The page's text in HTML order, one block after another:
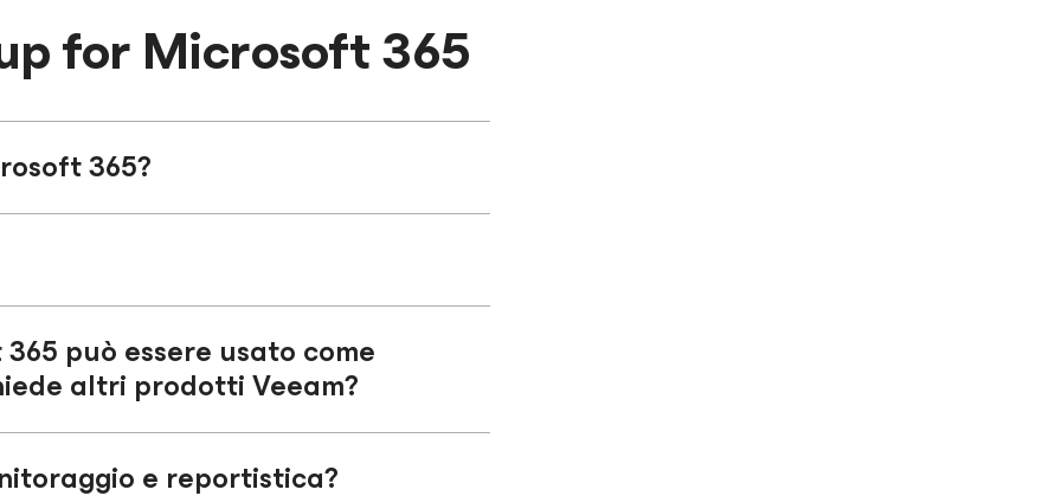
for Microsoft 365
365?
può essere usato come
altri prodotti Veeam?
e reportistica?